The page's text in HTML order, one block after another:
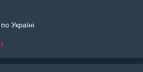
Україні